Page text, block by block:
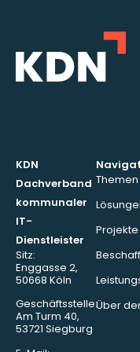
KDN
Dachverband
kommunaler
IT-
Dienstleister
Sitz:
Enggasse 2,
50668 Köln
Geschäftsstelle:
Am Turm 40,
53721 Siegburg
Themen
Projekte
Über